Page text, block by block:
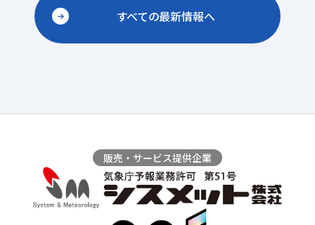
すべての最新情報へ
販売・サービス提供企業